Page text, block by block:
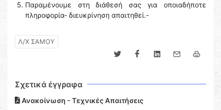
Παραμένουμε στη διάθεσή σας για οποιαδήποτε
πληροφορία- διευκρίνηση απαιτηθεί.-
Λ/Χ ΣΑΜΟΥ
Σχετικά έγγραφα
Ανακοίνωση - Τεχνικές Απαιτήσεις